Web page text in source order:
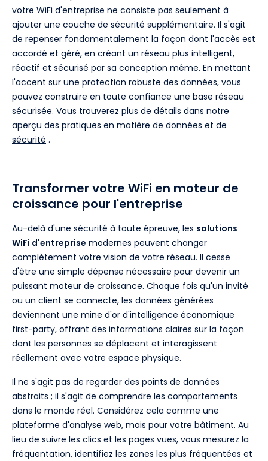
votre WiFi d'entreprise ne consiste pas seulement à
ajouter une couche de sécurité supplémentaire. Il s'agit
de repenser fondamentalement la façon dont l'accès est
accordé et géré, en créant un réseau plus intelligent,
réactif et sécurisé par sa conception même. En mettant
l'accent sur une protection robuste des données, vous
pouvez construire en toute confiance une base réseau
sécurisée. Vous trouverez plus de détails dans notre
aperçu des pratiques en matière de données et de
sécurité .
Transformer votre WiFi en moteur de
croissance pour l'entreprise
Au-delà d'une sécurité à toute épreuve, les solutions
WiFi d'entreprise modernes peuvent changer
complètement votre vision de votre réseau. Il cesse
d'être une simple dépense nécessaire pour devenir un
puissant moteur de croissance. Chaque fois qu'un invité
ou un client se connecte, les données générées
deviennent une mine d'or d'intelligence économique
first-party, offrant des informations claires sur la façon
dont les personnes se déplacent et interagissent
réellement avec votre espace physique.
Il ne s'agit pas de regarder des points de données
abstraits ; il s'agit de comprendre les comportements
dans le monde réel. Considérez cela comme une
plateforme d'analyse web, mais pour votre bâtiment. Au
lieu de suivre les clics et les pages vues, vous mesurez la
fréquentation, identifiez les zones les plus fréquentées et